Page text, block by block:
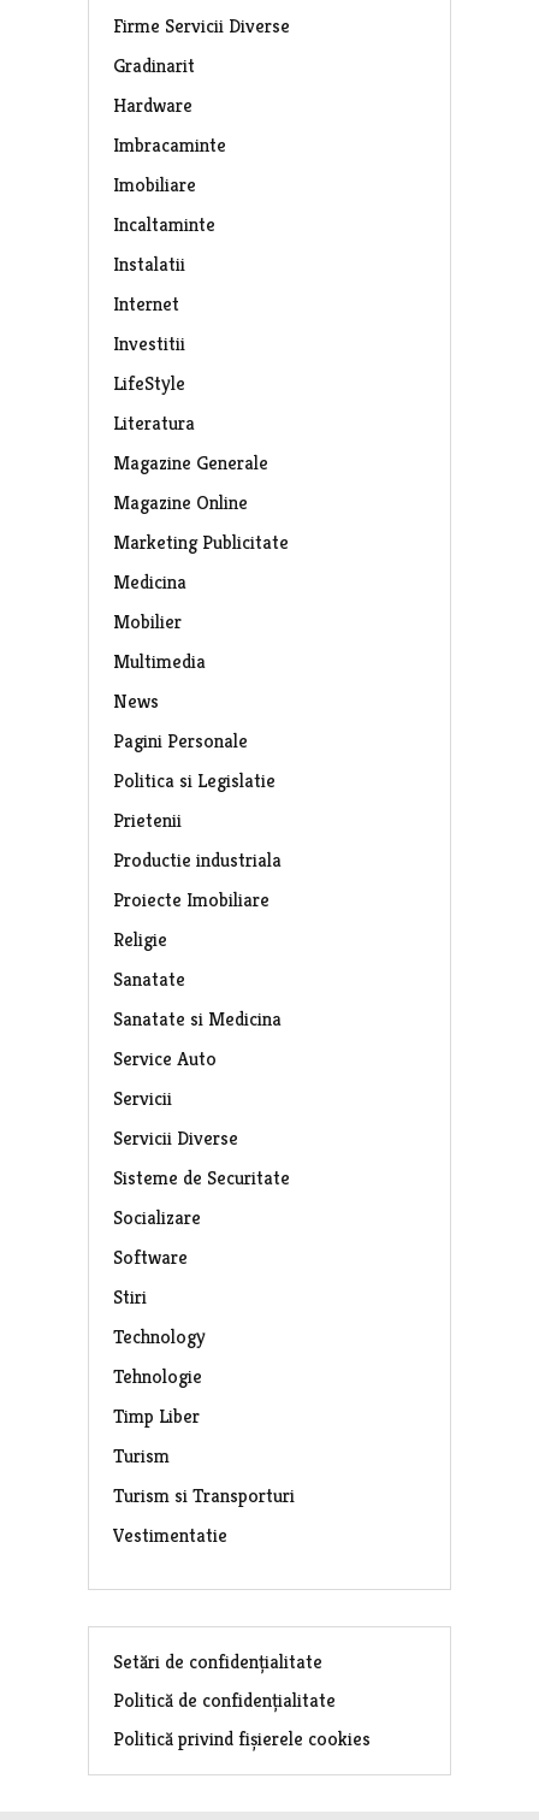
Firme Servicii Diverse
Gradinarit
Hardware
Imbracaminte
Imobiliare
Incaltaminte
Instalatii
Internet
Investitii
LifeStyle
Literatura
Magazine Generale
Magazine Online
Marketing Publicitate
Medicina
Mobilier
Multimedia
News
Pagini Personale
Politica si Legislatie
Prietenii
Productie industriala
Proiecte Imobiliare
Religie
Sanatate
Sanatate si Medicina
Service Auto
Servicii
Servicii Diverse
Sisteme de Securitate
Socializare
Software
Stiri
Technology
Tehnologie
Timp Liber
Turism
Turism si Transporturi
Vestimentatie
Setări de confidențialitate
Politică de confidențialitate
Politică privind fișierele cookies